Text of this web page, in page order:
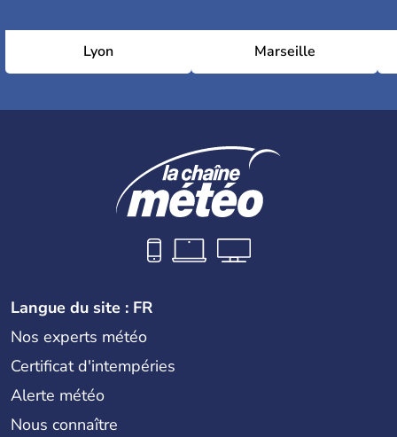
Lyon Marseille
Langue du site : FR
Nos experts météo
Certificat d'intempéries
Alerte météo
Nous connaître